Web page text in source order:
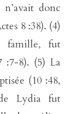
donc
8 :38). (4)
famille, fut
:7-8). (5) La
(10 :48,
Lydia fut